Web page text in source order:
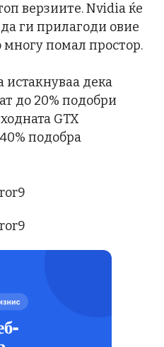
верзиите. Nvidia ќе
ги прилагоди овие
многу помал простор.
истакнуваа дека
до 20% подобри
GTX
подобра